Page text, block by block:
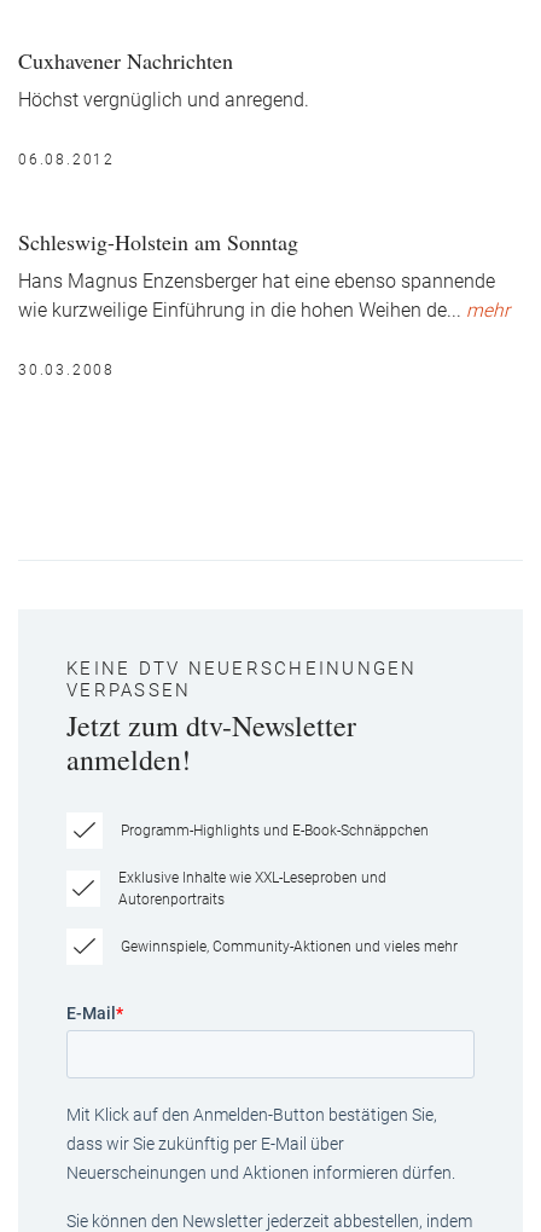
Cuxhavener Nachrichten
Höchst vergnüglich und anregend.
06.08.2012
Schleswig-Holstein am Sonntag
Hans Magnus Enzensberger hat eine ebenso spannende
wie kurzweilige Einführung in die hohen Weihen de... mehr
30.03.2008
KEINE DTV NEUERSCHEINUNGEN
VERPASSEN
Jetzt zum dtv-Newsletter
anmelden!
Programm-Highlights und E-Book-Schnäppchen
Exklusive Inhalte wie XXL-Leseproben und
Autorenportraits
Gewinnspiele, Community-Aktionen und vieles mehr
E-Mail *
Mit Klick auf den Anmelden-Button bestätigen Sie,
dass wir Sie zukünftig per E-Mail über
Neuerscheinungen und Aktionen informieren dürfen.
Sie können den Newsletter jederzeit abbestellen, indem